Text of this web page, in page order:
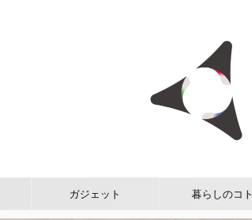
ガジェット 暮らしのコト